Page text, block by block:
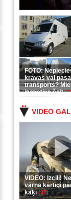
FOTO:
kravas vai
transports?
ieskaties šeit
VIDEO
VIDEO: Izcili!
vārna kārtīgi
kaķi(37)